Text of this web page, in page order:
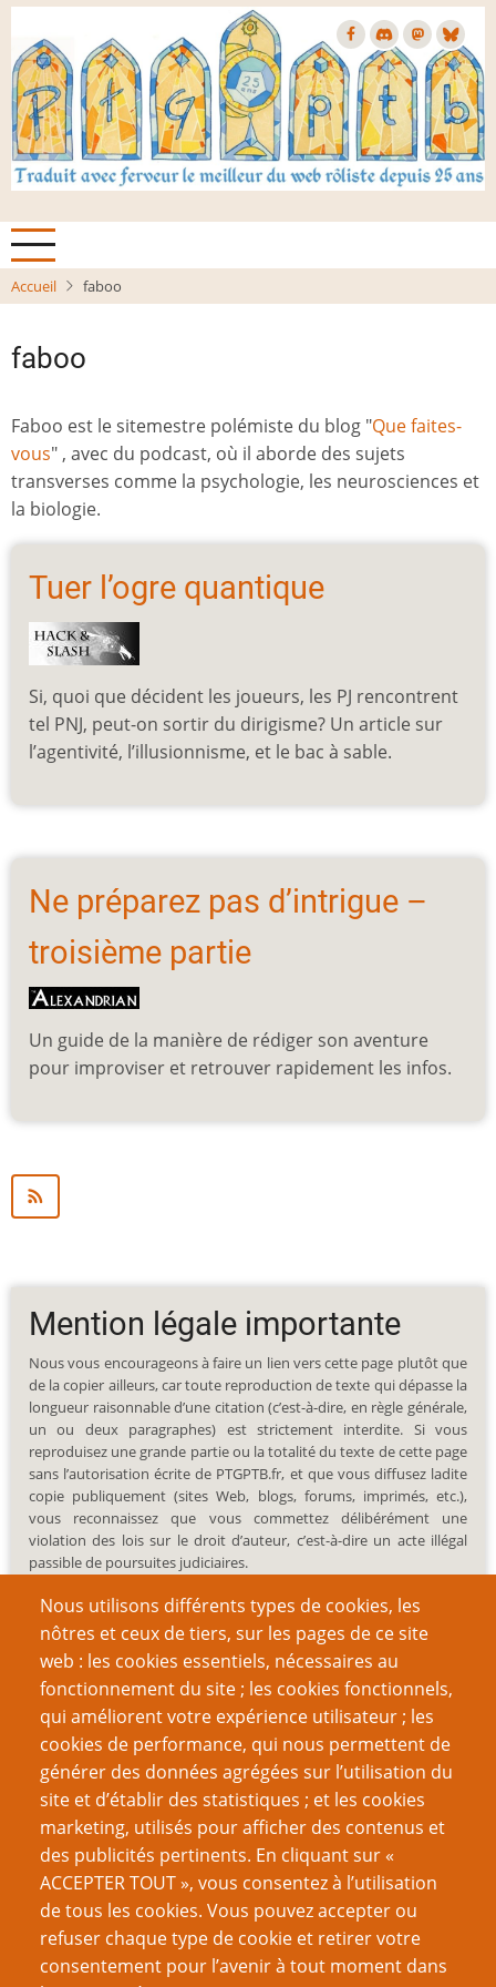
Aller
contenu
principal
Accueil faboo
faboo
Faboo est le sitemestre polémiste du blog "Que faites-
vous" , avec du podcast, où il aborde des sujets
transverses comme la psychologie, les neurosciences et
la biologie.
Tuer l’ogre quantique
Si, quoi que décident les joueurs, les PJ rencontrent
tel PNJ, peut-on sortir du dirigisme? Un article sur
l’agentivité, l’illusionnisme, et le bac à sable.
Ne préparez pas d’intrigue –
troisième partie
Un guide de la manière de rédiger son aventure
pour improviser et retrouver rapidement les infos.
Nous utilisons différents types de cookies, les
nôtres et ceux de tiers, sur les pages de ce site
web : les cookies essentiels, nécessaires au
fonctionnement du site ; les cookies fonctionnels,
qui améliorent votre expérience utilisateur ; les
cookies de performance, qui nous permettent de
générer des données agrégées sur l’utilisation du
site et d’établir des statistiques ; et les cookies
marketing, utilisés pour afficher des contenus et
des publicités pertinents. En cliquant sur «
ACCEPTER TOUT », vous consentez à l’utilisation
de tous les cookies. Vous pouvez accepter ou
refuser chaque type de cookie et retirer votre
consentement pour l’avenir à tout moment dans
Mention légale importante
Nous vous encourageons à faire un lien vers cette page plutôt que
de la copier ailleurs, car toute reproduction de texte qui dépasse la
longueur raisonnable d’une citation (c’est-à-dire, en règle générale,
un ou deux paragraphes) est strictement interdite. Si vous
reproduisez une grande partie ou la totalité du texte de cette page
sans l’autorisation écrite de PTGPTB.fr, et que vous diffusez ladite
copie publiquement (sites Web, blogs, forums, imprimés, etc.),
vous reconnaissez que vous commettez délibérément une
violation des lois sur le droit d’auteur, c’est-à-dire un acte illégal
passible de poursuites judiciaires.
Recherche
Nom d'utilisateur
Mot de passe